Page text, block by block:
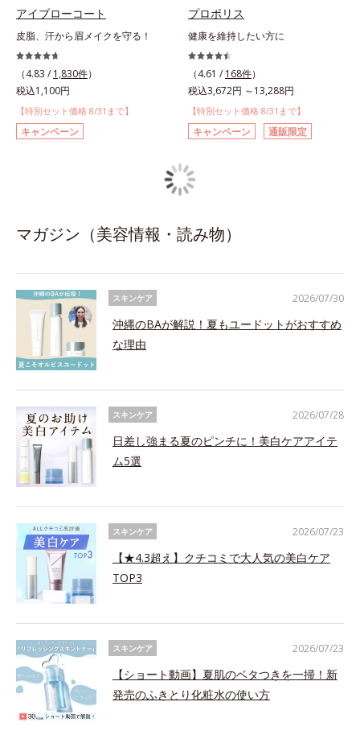
アイブローコート
皮脂、汗から眉メイクを守る！
（4.83 / 1,830件）
税込1,100円
【特別セット価格 8/31まで】
キャンペーン
プロポリス
健康を維持したい方に
（4.61 / 168件）
税込3,672円 ～13,288円
【特別セット価格 8/31まで】
キャンペーン 通販限定
マガジン（美容情報・読み物）
スキンケア
沖縄のBAが解説！夏もユードットがおすすめ
な理由
2026/07/30
スキンケア
日差し強まる夏のピンチに！美白ケアアイテ
ム5選
2026/07/28
スキンケア
【★4.3超え】クチコミで大人気の美白ケア
TOP3
2026/07/23
スキンケア
【ショート動画】夏肌のベタつきを一掃！新
発売のふきとり化粧水の使い方
2026/07/23